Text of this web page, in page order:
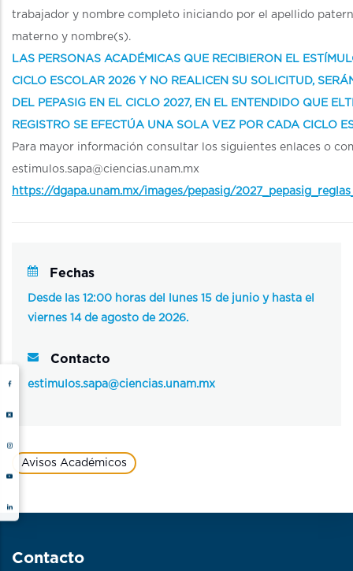
trabajador y nombre completo iniciando por el apellido
materno y nombre(s).
LAS PERSONAS ACADÉMICAS QUE RECIBIERON EL
CICLO ESCOLAR 2026 Y NO REALICEN SU SOLICITUD,
DEL PEPASIG EN EL CICLO 2027, EN EL ENTENDIDO QUE
REGISTRO SE EFECTÚA UNA SOLA VEZ POR CADA CICLO
Para mayor información consultar los siguientes enlaces o
estimulos.sapa@ciencias.unam.mx
https://dgapa.unam.mx/images/pepasig/
Fechas
Desde las 12:00 horas del lunes 15 de junio y hasta el
viernes 14 de agosto de 2026.
Contacto
estimulos.sapa@ciencias.unam.mx
Avisos Académicos
Contacto